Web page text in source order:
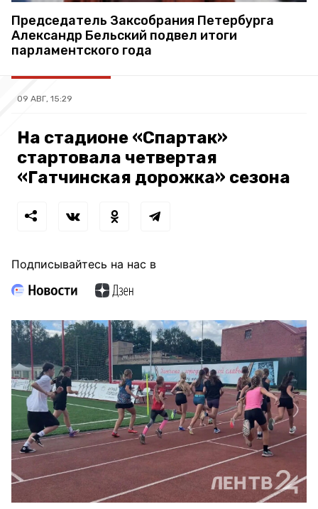
Председатель Заксобрания Петербурга
Александр Бельский подвел итоги
парламентского года
09 АВГ, 15:29
На стадионе «Спартак»
стартовала четвертая
«Гатчинская дорожка» сезона
Подписывайтесь на нас в